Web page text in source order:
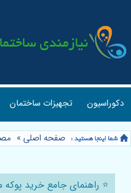
دکوراسیون تجهیزات ساختمان
صفحه اصلی »
⭐️ راهنمای جامع خرید